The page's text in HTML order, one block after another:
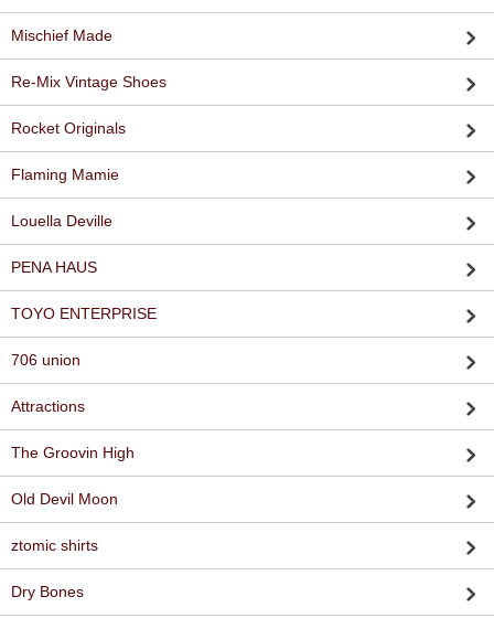
Mischief Made
Re-Mix Vintage Shoes
Rocket Originals
Flaming Mamie
Louella Deville
PENA HAUS
TOYO ENTERPRISE
706 union
Attractions
The Groovin High
Old Devil Moon
ztomic shirts
Dry Bones